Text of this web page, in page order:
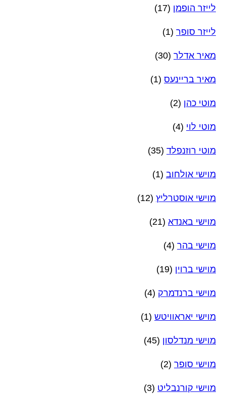
לייזר הופמן (17)
לייזר סופר (1)
מאיר אדלר (30)
מאיר בריינעס (1)
מוטי כהן (2)
מוטי לוי (4)
מוטי רוזנפלד (35)
מוישי אולחוב (1)
מוישי אוסטרליץ (12)
מוישי באנדא (21)
מוישי בהר (4)
מוישי ברוין (19)
מוישי ברנדמרק (4)
מוישי יאראוויטש (1)
מוישי מנדלסון (45)
מוישי סופר (2)
מוישי קורנבליט (3)